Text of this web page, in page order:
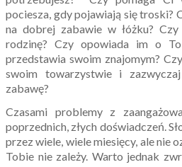
pociesza, gdy pojawiają się troski?
na dobrej zabawie w łóżku? Czy
rodzinę? Czy opowiada im o
przedstawia swoim znajomym?
swoim towarzystwie i
zabawę?
Czasami problemy z
poprzednich, złych doświadczeń.
przez wiele, wiele miesięcy, ale nie
Tobie nie zależy. Warto jednak